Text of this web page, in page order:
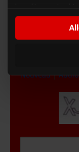
basis van uw
akkoord met
blijft gebruiken.
Entrez les
Nouveau|Audio